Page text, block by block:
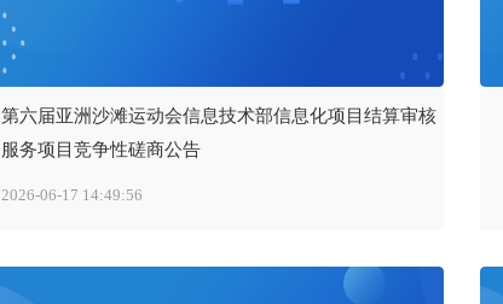
第六届亚洲沙滩运动会信息技术部信息化项目结算审核
服务项目竞争性磋商公告
2026-06-17 14:49:56